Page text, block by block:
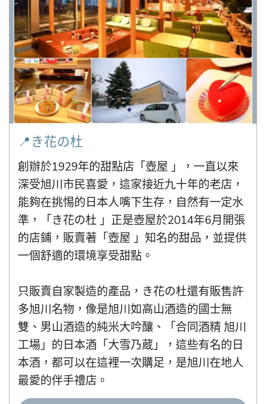
📍き花の杜
創辦於1929年的甜點店「壺屋 」，一直以來
深受旭川市民喜愛，這家接近九十年的老店，
能夠在挑惕的日本人嘴下生存，自然有一定水
準，「き花の杜 」正是壺屋於2014年6月開張
的店鋪，販賣著「壺屋 」知名的甜品，並提供
一個舒適的環境享受甜點。
只販賣自家製造的產品，き花の杜還有販售許
多旭川名物，像是旭川如高山酒造的國士無
雙、男山酒造的純米大吟釀、「合同酒精 旭川
工場」的日本酒「大雪乃蔵」，這些有名的日
本酒，都可以在這裡一次購足，是旭川在地人
最愛的伴手禮店。